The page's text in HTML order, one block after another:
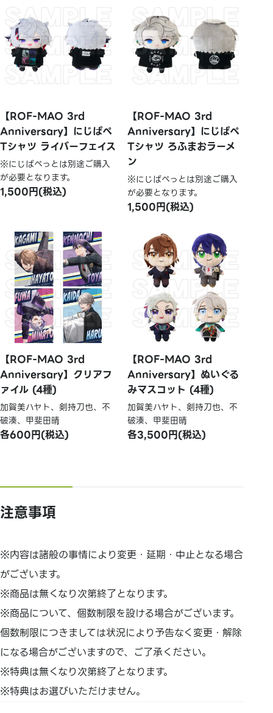
【ROF-MAO 3rd
Anniversary】にじぱぺ
Tシャツ ライバーフェイス
※にじぱぺっとは別途ご購入
が必要となります。
1,500円(税込)
【ROF-MAO 3rd
Anniversary】にじぱぺ
Tシャツ ろふまおラーメ
ン
※にじぱぺっとは別途ご購入
が必要となります。
1,500円(税込)
【ROF-MAO 3rd
Anniversary】クリアフ
ァイル (4種)
加賀美ハヤト、剣持刀也、不
破湊、甲斐田晴
各600円(税込)
【ROF-MAO 3rd
Anniversary】ぬいぐる
みマスコット (4種)
加賀美ハヤト、剣持刀也、不
破湊、甲斐田晴
各3,500円(税込)
注意事項
※内容は諸般の事情により変更・延期・中止となる場合
がございます。
※商品は無くなり次第終了となります。
※商品について、個数制限を設ける場合がございます。
個数制限につきましては状況により予告なく変更・解除
になる場合がございますので、ご了承ください。
※特典は無くなり次第終了となります。
※特典はお選びいただけません。